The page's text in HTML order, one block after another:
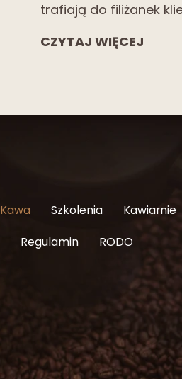
trafiają do filiżanek
CZYTAJ WIĘCEJ
Kawa Szkolenia Kawiarnie
Regulamin
RODO